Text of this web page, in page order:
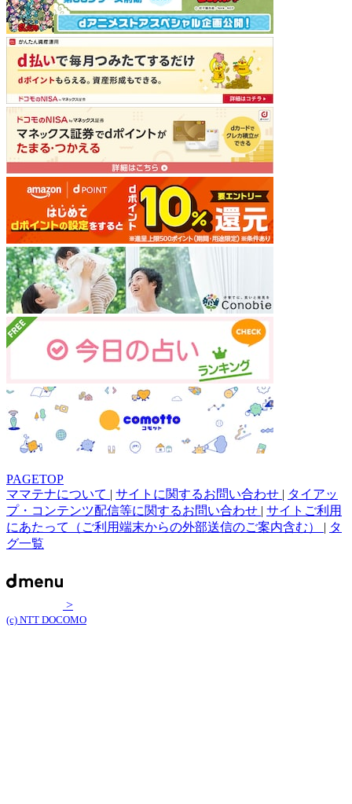
PAGETOP
ママテナについて | サイトに関するお問い合わせ | タイアッ
プ・コンテンツ配信等に関するお問い合わせ | サイトご利用
にあたって（ご利用端末からの外部送信のご案内含む） | タ
グ一覧
>
(c) NTT DOCOMO